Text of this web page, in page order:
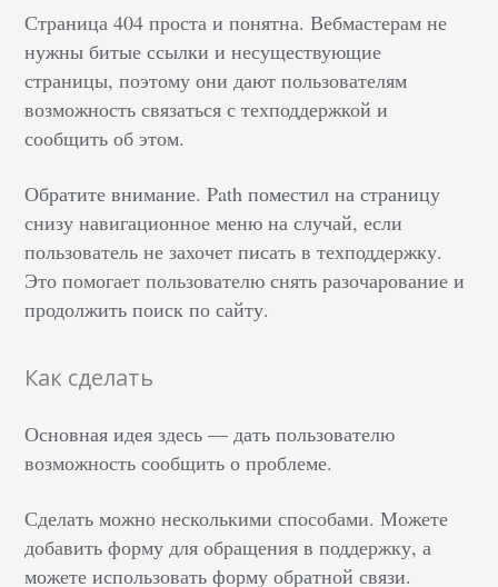
Страница 404 проста и понятна. Вебмастерам не
нужны битые ссылки и несуществующие
страницы, поэтому они дают пользователям
возможность связаться с техподдержкой и
сообщить об этом.
Обратите внимание. Path поместил на страницу
снизу навигационное меню на случай, если
пользователь не захочет писать в техподдержку.
Это помогает пользователю снять разочарование и
продолжить поиск по сайту.
Как сделать
Основная идея здесь — дать пользователю
возможность сообщить о проблеме.
Сделать можно несколькими способами. Можете
добавить форму для обращения в поддержку, а
можете использовать форму обратной связи.